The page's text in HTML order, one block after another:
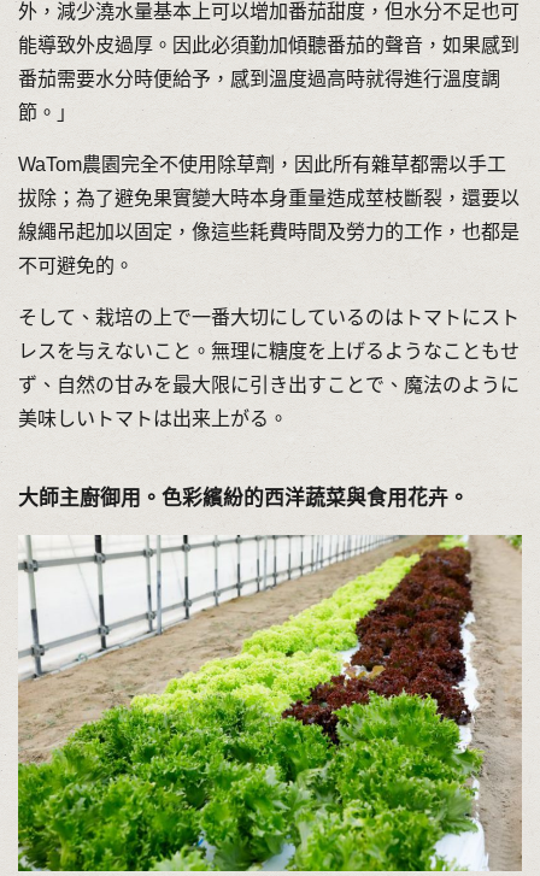
外，減少澆水量基本上可以增加番茄甜度，但水分不足也可
能導致外皮過厚。因此必須勤加傾聽番茄的聲音，如果感到
番茄需要水分時便給予，感到溫度過高時就得進行溫度調
節。」
WaTom農園完全不使用除草劑，因此所有雜草都需以手工
拔除；為了避免果實變大時本身重量造成莖枝斷裂，還要以
線繩吊起加以固定，像這些耗費時間及勞力的工作，也都是
不可避免的。
そして、栽培の上で一番大切にしているのはトマトにスト
レスを与えないこと。無理に糖度を上げるようなこともせ
ず、自然の甘みを最大限に引き出すことで、魔法のように
美味しいトマトは出来上がる。
大師主廚御用。色彩繽紛的西洋蔬菜與食用花卉。